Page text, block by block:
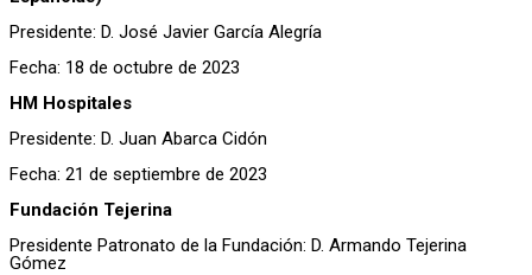
Presidente: D. José Javier García Alegría
Fecha: 18 de octubre de 2023
HM Hospitales
Presidente: D. Juan Abarca Cidón
Fecha: 21 de septiembre de 2023
Fundación Tejerina
Presidente Patronato de la Fundación: D. Armando Tejerina
Gómez